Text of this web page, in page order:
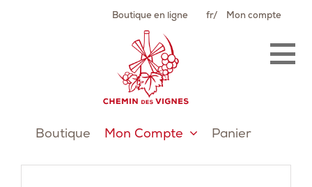
Boutique en ligne fr Mon compte
Boutique Mon Compte Panier